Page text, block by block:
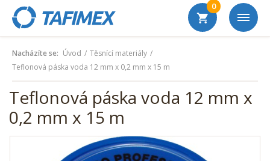
0
Nacházíte se: Úvod
Těsnící materiály
Teflonová páska voda 12 mm x 0,2 mm x 15 m
Teflonová páska voda 12 mm x
0,2 mm x 15 m